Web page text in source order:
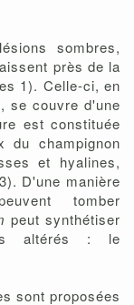
sombres,
près de la
1). Celle-ci, en
se couvre d'une
est constituée
du champignon
et hyalines,
D'une manière
tomber
peut synthétiser
altérés : le
sont proposées